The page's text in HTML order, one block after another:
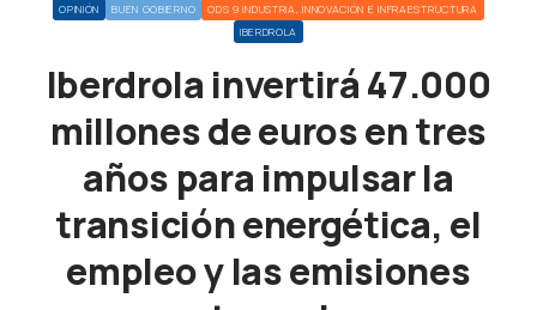
OPINIÓN BUEN GOBIERNO
ODS 9 INDUSTRIA, INNOVACIÓN E INFRAESTRUCTURA
IBERDROLA
Iberdrola invertirá 47.000
millones de euros en tres
años para impulsar la
transición energética, el
empleo y las emisiones